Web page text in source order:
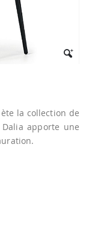
la collection de
apporte une